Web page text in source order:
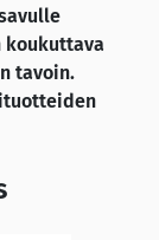
tavoin.